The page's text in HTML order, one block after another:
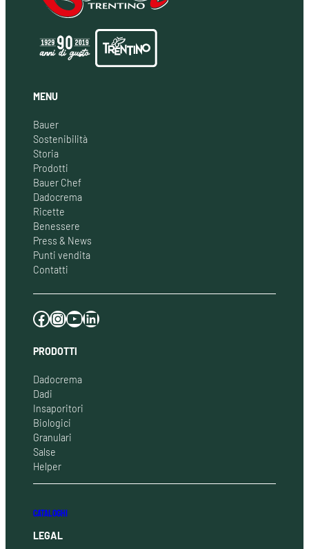
MENU
Bauer
Sostenibilità
Storia
Prodotti
Bauer Chef
Dadocrema
Ricette
Benessere
Press & News
Punti vendita
Contatti
Facebook Instagram YouTube LinkedIn
PRODOTTI
Dadocrema
Dadi
Insaporitori
Biologici
Granulari
Salse
Helper
CATALOGHI
LEGAL